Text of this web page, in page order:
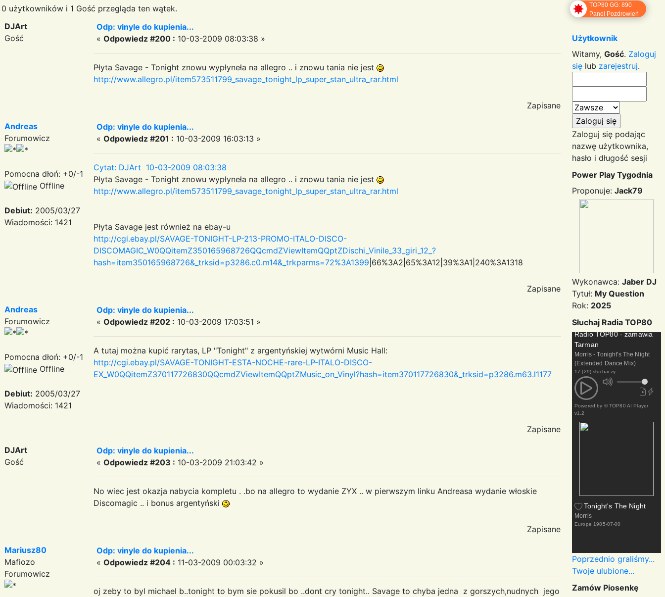
0 użytkowników i 1 Gość przegląda ten wątek.
DJArt
Gość
Odp: vinyle do kupienia...
« Odpowiedz #200 : 10-03-2009 08:03:38 »
Płyta Savage - Tonight znowu wypłyneła na allegro .. i znowu tania nie jest
http://www.allegro.pl/item573511799_savage_tonight_lp_super_stan_ultra_rar.html
Zapisane
Andreas
Forumowicz
Pomocna dłoń: +0/-1
Offline
Debiut: 2005/03/27
Wiadomości: 1421
Odp: vinyle do kupienia...
« Odpowiedz #201 : 10-03-2009 16:03:13 »
Cytat: DJArt 10-03-2009 08:03:38
Płyta Savage - Tonight znowu wypłyneła na allegro .. i znowu tania nie jest
http://www.allegro.pl/item573511799_savage_tonight_lp_super_stan_ultra_rar.html
Płyta Savage jest również na ebay-u
http://cgi.ebay.pl/SAVAGE-TONIGHT-LP-213-PROMO-ITALO-DISCO-
DISCOMAGIC_W0QQitemZ350165968726QQcmdZViewItemQQptZDischi_Vinile_33_giri_12_?
hash=item350165968726&_trksid=p3286.c0.m14&_trkparms=72%3A1399 |66%3A2|65%3A12|39%3A1|240%3A1318
Zapisane
Andreas
Forumowicz
Pomocna dłoń: +0/-1
Offline
Debiut: 2005/03/27
Wiadomości: 1421
Odp: vinyle do kupienia...
« Odpowiedz #202 : 10-03-2009 17:03:51 »
A tutaj można kupić rarytas, LP "Tonight" z argentyńskiej wytwórni Music Hall:
http://cgi.ebay.pl/SAVAGE-TONIGHT-ESTA-NOCHE-rare-LP-ITALO-DISCO-
EX_W0QQitemZ370117726830QQcmdZViewItemQQptZMusic_on_Vinyl?hash=item370117726830&_trksid=p3286.m63.l1177
Zapisane
DJArt
Gość
Odp: vinyle do kupienia...
« Odpowiedz #203 : 10-03-2009 21:03:42 »
No wiec jest okazja nabycia kompletu . .bo na allegro to wydanie ZYX .. w pierwszym linku Andreasa wydanie włoskie
Discomagic .. i bonus argentyński
Zapisane
Mariusz80
Mafiozo
Forumowicz
Odp: vinyle do kupienia...
« Odpowiedz #204 : 11-03-2009 00:03:32 »
oj zeby to byl michael b..tonight to bym sie pokusil bo ..dont cry tonight.. Savage to chyba jedna z gorszych,nudnych jego
TOP80 GG: 890
Panel Pozdrowień
Użytkownik
Witamy, Gość. Zaloguj
się lub zarejestruj.
Zaloguj się podając
nazwę użytkownika,
hasło i długość sesji
Power Play Tygodnia
Proponuje: Jack79
Wykonawca: Jaber DJ
Tytuł: My Question
Rok: 2025
Słuchaj Radia TOP80
Radio TOP80 - zamawia
Tarman
Morris - Tonight's The Night
(Extended Dance Mix)
17 (29) słuchaczy
Powered by © TOP80 AI Player
v1.2
Tonight's The Night
Morris
Europe 1985-07-00
Poprzednio graliśmy...
Twoje ulubione...
Zamów Piosenkę